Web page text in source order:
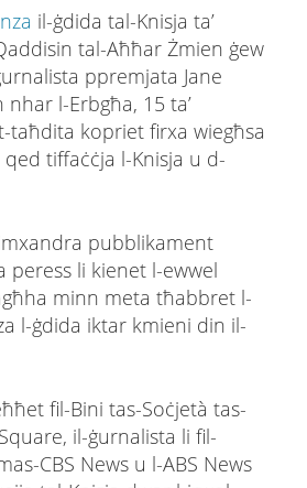
il-ġdida tal-Knisja ta’
tal-Aħħar Żmien ġew
ppremjata Jane
nhar l-Erbgħa, 15 ta’
taħdita kopriet firxa wiegħsa
qed tiffaċċja l-Knisja u d-
pubblikament
peress li kienet l-ewwel
minn meta tħabbret l-
l-ġdida iktar kmieni din il-
fil-Bini tas-Soċjetà tas-
il-ġurnalista li fil-
CBS News u l-ABS News